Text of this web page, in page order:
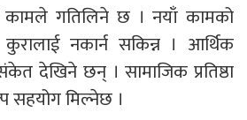
कामले गतिलिने छ । नयाँ कामको
नकार्न सकिन्न । आर्थिक
देखिने छन् । सामाजिक प्रतिष्ठा
सहयोग मिल्नेछ ।